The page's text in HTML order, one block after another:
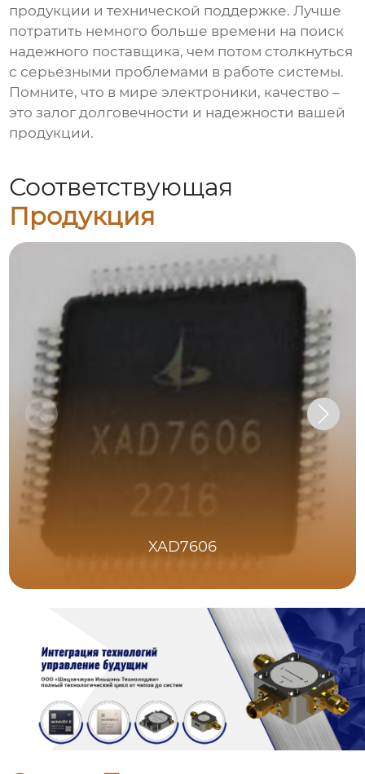
продукции и технической поддержке. Лучше
потратить немного больше времени на поиск
надежного поставщика, чем потом столкнуться
с серьезными проблемами в работе системы.
Помните, что в мире электроники, качество –
это залог долговечности и надежности вашей
продукции.
Соответствующая
Продукция
XAD7606